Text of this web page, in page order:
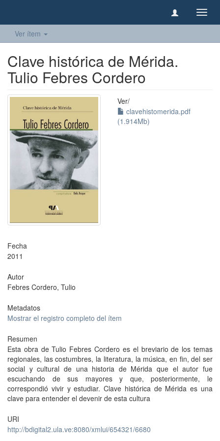
Ver ítem
Clave histórica de Mérida.
Tulio Febres Cordero
Ver/
clavehistomerida.pdf
(1.914Mb)
Fecha
2011
Autor
Febres Cordero, Tulio
Metadatos
Mostrar el registro completo del ítem
Resumen
Esta obra de Tulio Febres Cordero es el breviario de los temas
regionales, las costumbres, la literatura, la música, en fin, del ser
social y cultural de una historia de Mérida que el autor fue
escuchando de sus mayores y que, posteriormente, le
correspondió vivir y estudiar. Clave histórica de Mérida es una
clave para entender el devenir de esta cultura
URI
http://bdigital2.ula.ve:8080/xmlui/654321/6680